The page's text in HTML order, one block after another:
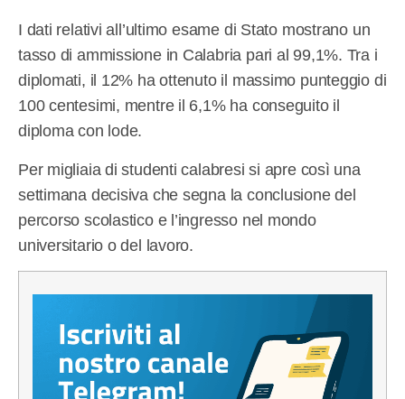
I dati relativi all’ultimo esame di Stato mostrano un
tasso di ammissione in Calabria pari al 99,1%. Tra i
diplomati, il 12% ha ottenuto il massimo punteggio di
100 centesimi, mentre il 6,1% ha conseguito il
diploma con lode.
Per migliaia di studenti calabresi si apre così una
settimana decisiva che segna la conclusione del
percorso scolastico e l’ingresso nel mondo
universitario o del lavoro.